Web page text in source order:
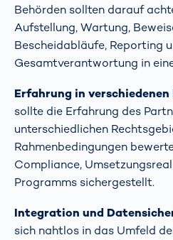
Behörden sollten darauf
Aufstellung, Wartung,
Bescheidabläufe, Reporting
Gesamtverantwortung in
Erfahrung in verschiedenen
sollte die Erfahrung des
unterschiedlichen
Rahmenbedingungen
Compliance,
Programms sichergestellt.
Integration und
sich nahtlos in das Umfeld